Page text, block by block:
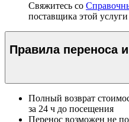
Свяжитесь со
поставщика этой
Правила переноса
Полный возврат
за 24 ч до посещения
Перенос возможен не